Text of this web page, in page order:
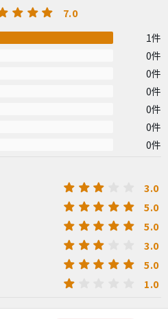
7.0
1件
0件
0件
0件
0件
0件
0件
3.0
5.0
5.0
3.0
5.0
1.0